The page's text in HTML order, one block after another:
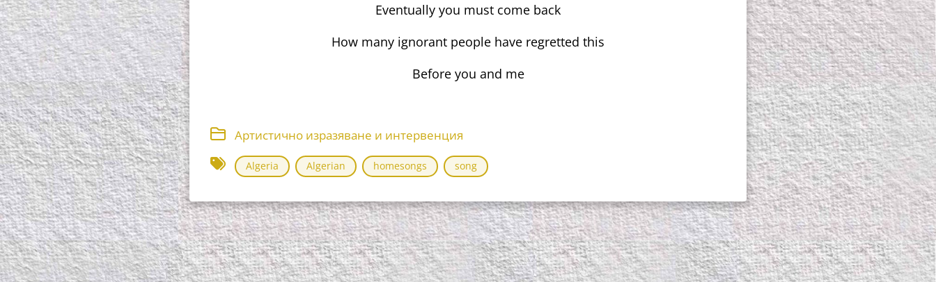
Eventually you must come back
How many ignorant people have regretted this
Before you and me
Артистично изразяване и интервенция
Algeria Algerian homesongs song